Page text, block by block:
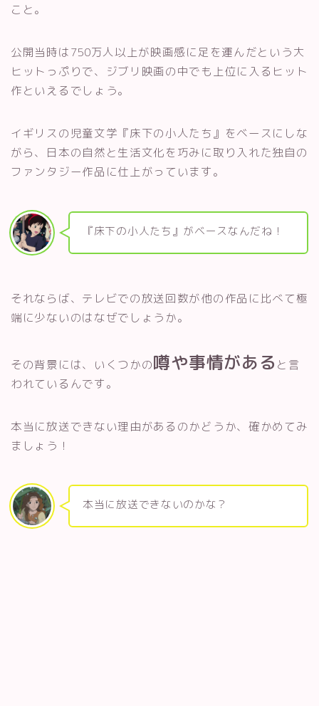
こと。
公開当時は750万人以上が映画感に足を運んだという大
ヒットっぷりで、ジブリ映画の中でも上位に入るヒット
作といえるでしょう。
イギリスの児童文学『床下の小人たち』をベースにしな
がら、日本の自然と生活文化を巧みに取り入れた独自の
ファンタジー作品に仕上がっています。
『床下の小人たち』がベースなんだね！
それならば、テレビでの放送回数が他の作品に比べて極
端に少ないのはなぜでしょうか。
その背景には、いくつかの噂や事情がある と言
われているんです。
本当に放送できない理由があるのかどうか、確かめてみ
ましょう！
本当に放送できないのかな？